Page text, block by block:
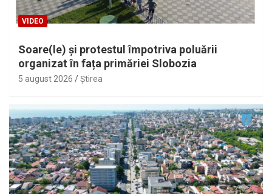
VIDEO
Soare(le) și protestul împotriva poluării
organizat în fața primăriei Slobozia
5 august 2026 Ştirea